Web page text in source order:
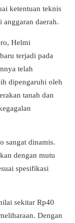
ketentuan teknis
daerah.
Helmi
terjadi pada
telah
dipengaruhi oleh
tanah dan
sangat dinamis.
dengan mutu
spesifikasi
sekitar Rp40
Dengan